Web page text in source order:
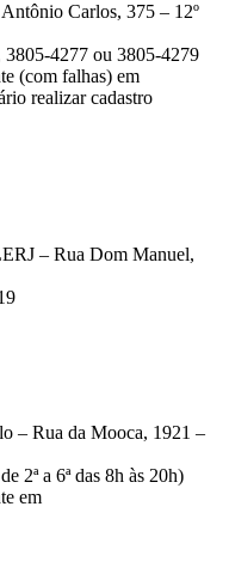
Carlos, 375 – 12º
4277 ou 3805-4279
(com falhas) em
realizar cadastro
– Rua Dom Manuel,
– Rua da Mooca, 1921 –
2ª a 6ª das 8h às 20h)
em